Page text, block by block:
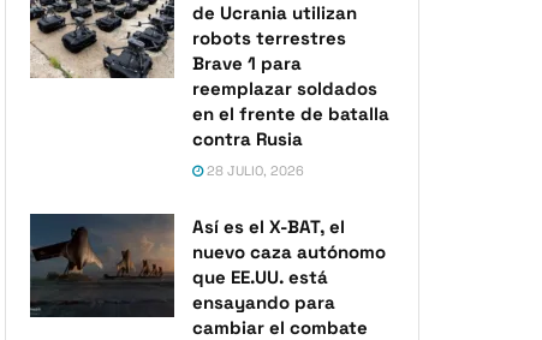
de Ucrania utilizan
robots terrestres
Brave 1 para
reemplazar soldados
en el frente de batalla
contra Rusia
28 JULIO, 2026
Así es el X-BAT, el
nuevo caza autónomo
que EE.UU. está
ensayando para
cambiar el combate